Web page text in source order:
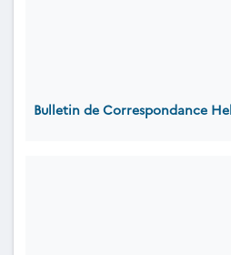
Bulletin de Correspondance